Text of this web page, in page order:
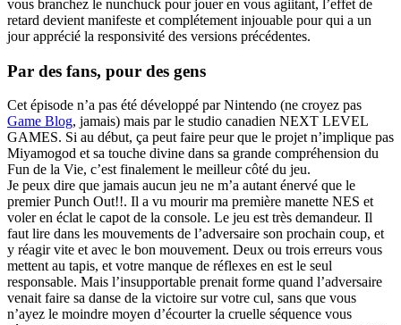
vous branchez le nunchuck pour jouer en vous agiitant, l’effet de
retard devient manifeste et complétement injouable pour qui a un
jour apprécié la responsivité des versions précédentes.
Par des fans, pour des gens
Cet épisode n’a pas été développé par Nintendo (ne croyez pas
Game Blog, jamais) mais par le studio canadien NEXT LEVEL
GAMES. Si au début, ça peut faire peur que le projet n’implique pas
Miyamogod et sa touche divine dans sa grande compréhension du
Fun de la Vie, c’est finalement le meilleur côté du jeu.
Je peux dire que jamais aucun jeu ne m’a autant énervé que le
premier Punch Out!!. Il a vu mourir ma première manette NES et
voler en éclat le capot de la console. Le jeu est très demandeur. Il
faut lire dans les mouvements de l’adversaire son prochain coup, et
y réagir vite et avec le bon mouvement. Deux ou trois erreurs vous
mettent au tapis, et votre manque de réflexes en est le seul
responsable. Mais l’insupportable prenait forme quand l’adversaire
venait faire sa danse de la victoire sur votre cul, sans que vous
n’ayez le moindre moyen d’écourter la cruelle séquence vous